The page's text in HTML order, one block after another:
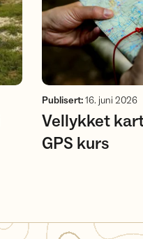
Publisert:16. juni 2026
Vellykket
GPS kurs